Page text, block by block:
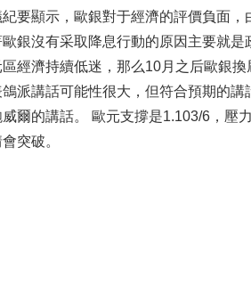
要顯示，歐銀對于經濟的評價負面
銀沒有采取降息行動的原因主要就
經濟持續低迷，那么10月之后歐銀
派講話可能性很大，但符合預期的
爾的講話。 歐元支撐是1.103/6，壓
突破。